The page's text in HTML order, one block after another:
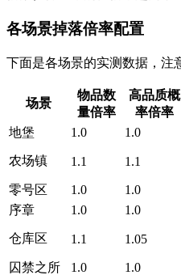
各场景掉落倍率配置
下面是各场景的实测数据，注
场景
物品数
量倍率
高品质概
率倍率
地堡 1.0 1.0
农场镇 1.1 1.1
零号区
1.0 1.0
序章
1.0 1.0
仓库区 1.1 1.05
囚禁之所
1.0 1.0